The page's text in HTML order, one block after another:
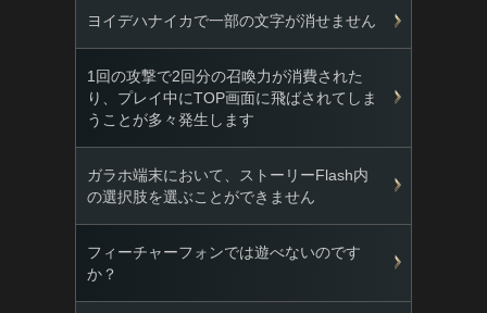
ヨイデハナイカで一部の文字が消せません
1回の攻撃で2回分の召喚力が消費された
り、プレイ中にTOP画面に飛ばされてしま
うことが多々発生します
ガラホ端末において、ストーリーFlash内
の選択肢を選ぶことができません
フィーチャーフォンでは遊べないのです
か？